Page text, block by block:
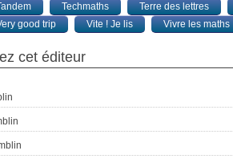
Techmaths Terre des lettres
good trip Vite ! Je lis Vivre les maths
cet éditeur